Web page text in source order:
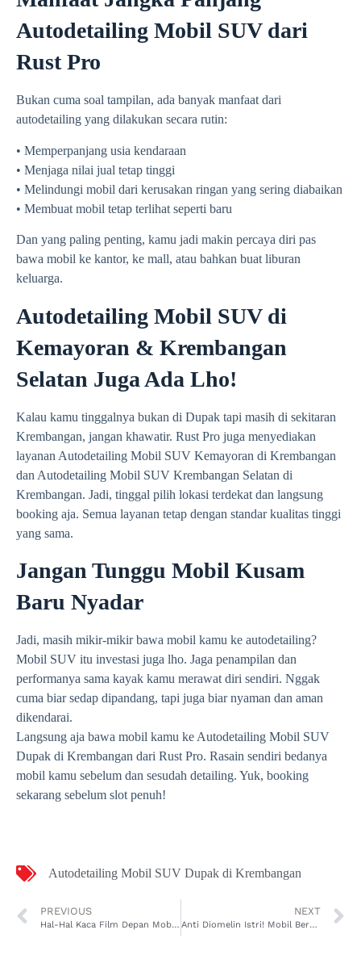
Autodetailing Mobil SUV dari
Rust Pro
Bukan cuma soal tampilan, ada banyak manfaat dari
autodetailing yang dilakukan secara rutin:
• Memperpanjang usia kendaraan
• Menjaga nilai jual tetap tinggi
• Melindungi mobil dari kerusakan ringan yang sering diabaikan
• Membuat mobil tetap terlihat seperti baru
Dan yang paling penting, kamu jadi makin percaya diri pas
bawa mobil ke kantor, ke mall, atau bahkan buat liburan
keluarga.
Autodetailing Mobil SUV di
Kemayoran & Krembangan
Selatan Juga Ada Lho!
Kalau kamu tinggalnya bukan di Dupak tapi masih di sekitaran
Krembangan, jangan khawatir. Rust Pro juga menyediakan
layanan Autodetailing Mobil SUV Kemayoran di Krembangan
dan Autodetailing Mobil SUV Krembangan Selatan di
Krembangan. Jadi, tinggal pilih lokasi terdekat dan langsung
booking aja. Semua layanan tetap dengan standar kualitas tinggi
yang sama.
Jangan Tunggu Mobil Kusam
Baru Nyadar
Jadi, masih mikir-mikir bawa mobil kamu ke autodetailing?
Mobil SUV itu investasi juga lho. Jaga penampilan dan
performanya sama kayak kamu merawat diri sendiri. Nggak
cuma biar sedap dipandang, tapi juga biar nyaman dan aman
dikendarai.
Langsung aja bawa mobil kamu ke Autodetailing Mobil SUV
Dupak di Krembangan dari Rust Pro. Rasain sendiri bedanya
mobil kamu sebelum dan sesudah detailing. Yuk, booking
sekarang sebelum slot penuh!
Autodetailing Mobil SUV Dupak di Krembangan
PREVIOUS
Hal-Hal Kaca Film Depan Mobil yang Patut Anda Ketahui
NEXT
Anti Diomelin Istri! Mobil Bersih Harum dengan Autodetailing Mobil SUV Kesenden di Kejaksan dari Rust Pro